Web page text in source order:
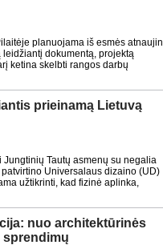
planuojama iš esmės
dokumentą, projektą
ketina skelbti rangos darbų
prieinamą Lietuvą
Tautų asmenų su negalia
Universalaus dizaino (UD)
užtikrinti, kad fizinė aplinka,
nuo architektūrinės
sprendimų